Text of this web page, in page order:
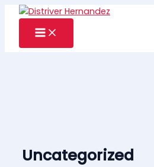
contenido
Uncategorized